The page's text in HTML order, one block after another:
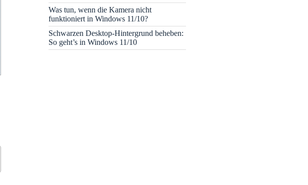
Was tun, wenn die Kamera nicht
funktioniert in Windows 11/10?
Schwarzen Desktop-Hintergrund beheben:
So geht’s in Windows 11/10